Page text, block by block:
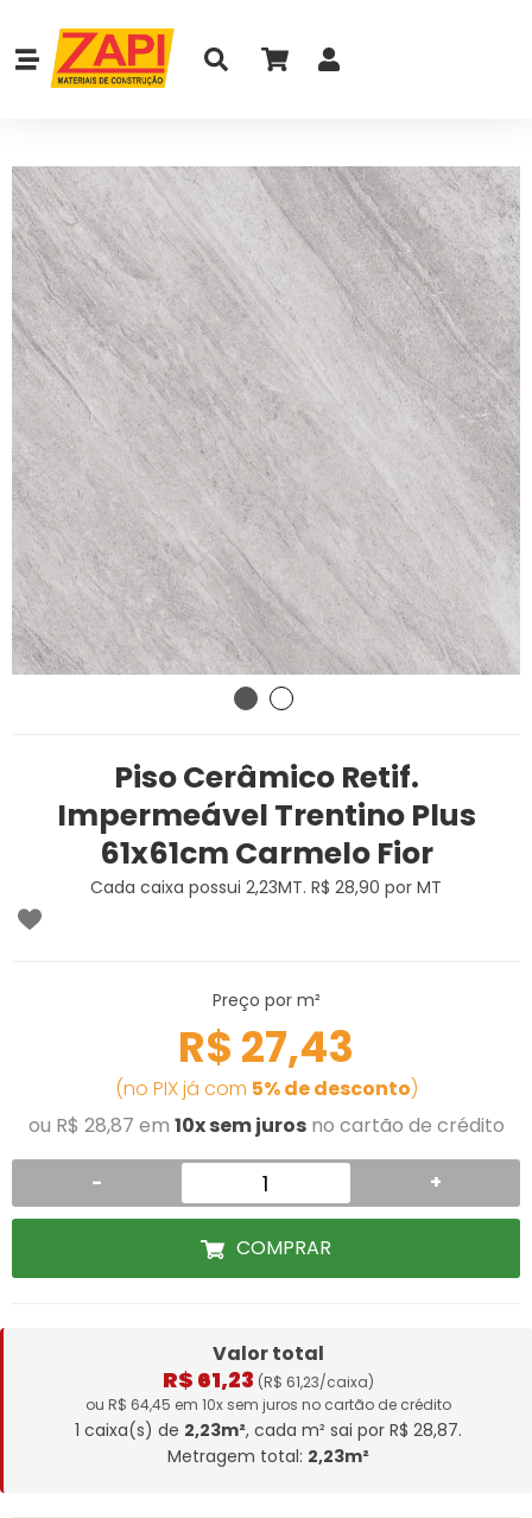
Piso Cerâmico Retif.
Impermeável Trentino Plus
61x61cm Carmelo Fior
Cada caixa possui 2,23MT. R$ 28,90 por MT
Preço por m²
R$ 27,43
(no PIX já com 5% de desconto)
ou R$ 28,87 em 10x sem jurosno cartão de crédito
- +
COMPRAR
Valor total
R$ 61,23 (R$ 61,23/caixa)
ou R$ 64,45 em 10x sem juros no cartão de crédito
1 caixa(s) de 2,23m², cada m² sai por R$ 28,87.
Metragem total: 2,23m²